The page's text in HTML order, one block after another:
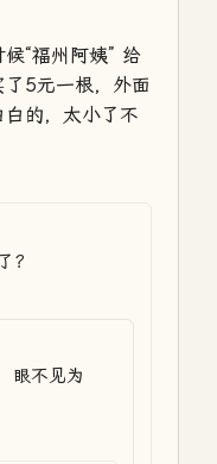
“福州阿姨” 给
5元一根，外面
的，太小了不
？
眼不见为